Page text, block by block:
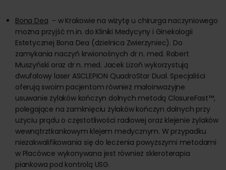
Bona Dea - w Krakowie na wizytę u chirurga naczyniowego
można przyjść m.in. do Kliniki Medycyny i Ginekologii
Estetycznej Bona Dea (dzielnica Zwierzyniec). Do
zamykania naczyń krwionośnych dr n. med. Robert
Muszyński oraz dr n. med. Jacek Lizoń wykorzystują
dwufalowy laser ASCLEPION QuadroStar Dual. Specjaliści
oferują swoim pacjentom również małoinwazyjne
usuwanie żylaków kończyn dolnych metodą ClosureFast™,
polegające na zamknięciu żylaków kończyn dolnych przy
użyciu prądu o częstotliwości radiowej oraz klejenie żylaków
wewnątrztkankowym klejem medycznym. W przypadku
niezakwalifikowania się do leczenia powyższymi metodami
w Placówce wykonywana jest również skleroterapia
piankowa pod kontrolą USG.